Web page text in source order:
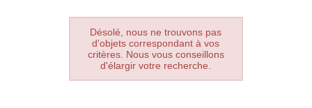
Désolé, nous ne trouvons pas
d'objets correspondant à vos
critères. Nous vous conseillons
d'élargir votre recherche.